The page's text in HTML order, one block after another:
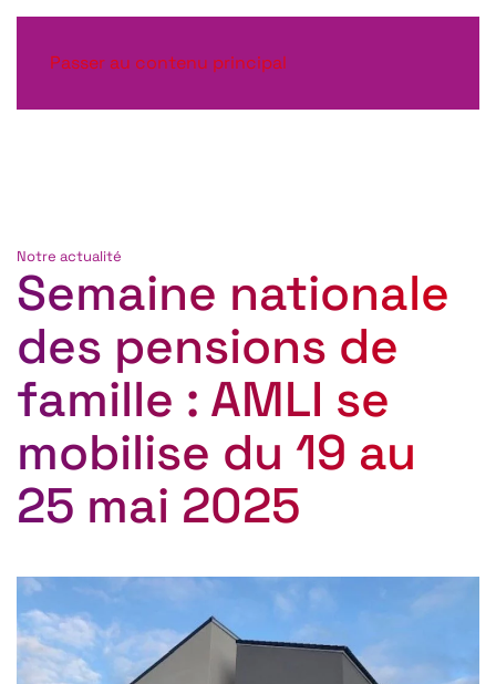
Passer au contenu principal
Notre actualité
Semaine nationale
des pensions de
famille : AMLI se
mobilise du 19 au
25 mai 2025